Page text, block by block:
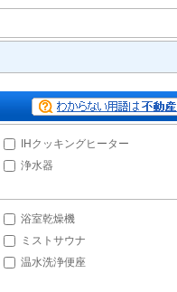
IHクッキングヒーター
浄水器
浴室乾燥機
ミストサウナ
温水洗浄便座